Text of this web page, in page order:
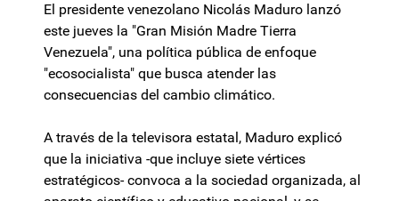
El presidente venezolano Nicolás Maduro lanzó
este jueves la "Gran Misión Madre Tierra
Venezuela", una política pública de enfoque
"ecosocialista" que busca atender las
consecuencias del cambio climático.
A través de la televisora estatal, Maduro explicó
que la iniciativa -que incluye siete vértices
estratégicos- convoca a la sociedad organizada, al